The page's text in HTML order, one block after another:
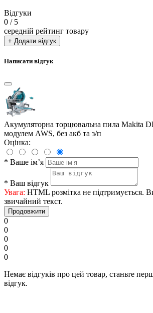
Відгуки
0 / 5
середній рейтинг товару
+ Додати відгук
Написати відгук
Акумуляторна торцювальна пила Makita
модулем AWS, без акб та з/п
Оцінка:
* Ваше ім’я
* Ваш відгук
Увага: HTML розмітка не підтримується.
звичайний текст.
Продовжити
0
0
0
0
0
Немає відгуків про цей товар, станьте
відгук.